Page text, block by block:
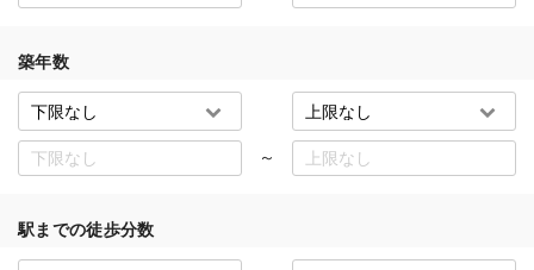
築年数
～
駅までの徒歩分数